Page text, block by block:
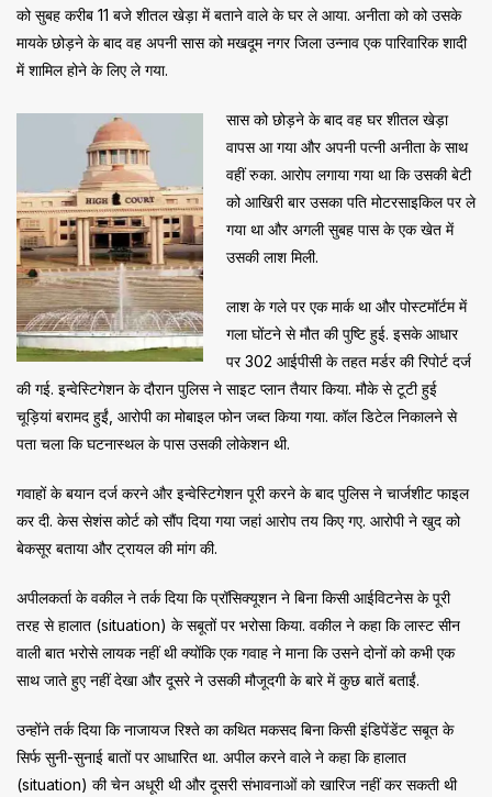
को सुबह करीब 11 बजे शीतल खेड़ा में बताने वाले के घर ले आया. अनीता को को उसके
मायके छोड़ने के बाद वह अपनी सास को मखदूम नगर जिला उन्नाव एक पारिवारिक शादी
में शामिल होने के लिए ले गया.
सास को छोड़ने के बाद वह घर शीतल खेड़ा
वापस आ गया और अपनी पत्नी अनीता के साथ
वहीं रुका. आरोप लगाया गया था कि उसकी बेटी
को आखिरी बार उसका पति मोटरसाइकिल पर ले
गया था और अगली सुबह पास के एक खेत में
उसकी लाश मिली.
लाश के गले पर एक मार्क था और पोस्टमॉर्टम में
गला घोंटने से मौत की पुष्टि हुई. इसके आधार
पर 302 आईपीसी के तहत मर्डर की रिपोर्ट दर्ज
की गई. इन्वेस्टिगेशन के दौरान पुलिस ने साइट प्लान तैयार किया. मौके से टूटी हुई
चूड़ियां बरामद हुईं, आरोपी का मोबाइल फोन जब्त किया गया. कॉल डिटेल निकालने से
पता चला कि घटनास्थल के पास उसकी लोकेशन थी.
गवाहों के बयान दर्ज करने और इन्वेस्टिगेशन पूरी करने के बाद पुलिस ने चार्जशीट फाइल
कर दी. केस सेशंस कोर्ट को सौंप दिया गया जहां आरोप तय किए गए. आरोपी ने खुद को
बेकसूर बताया और ट्रायल की मांग की.
अपीलकर्ता के वकील ने तर्क दिया कि प्रॉसिक्यूशन ने बिना किसी आईविटनेस के पूरी
तरह से हालात (situation) के सबूतों पर भरोसा किया. वकील ने कहा कि लास्ट सीन
वाली बात भरोसे लायक नहीं थी क्योंकि एक गवाह ने माना कि उसने दोनों को कभी एक
साथ जाते हुए नहीं देखा और दूसरे ने उसकी मौजूदगी के बारे में कुछ बातें बताईं.
उन्होंने तर्क दिया कि नाजायज रिश्ते का कथित मकसद बिना किसी इंडिपेंडेंट सबूत के
सिर्फ सुनी-सुनाई बातों पर आधारित था. अपील करने वाले ने कहा कि हालात
(situation) की चेन अधूरी थी और दूसरी संभावनाओं को खारिज नहीं कर सकती थी